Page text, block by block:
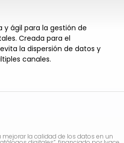
ágil para la gestión de
Creada para el
la dispersión de datos y
canales.
mejorar la calidad de los datos en un